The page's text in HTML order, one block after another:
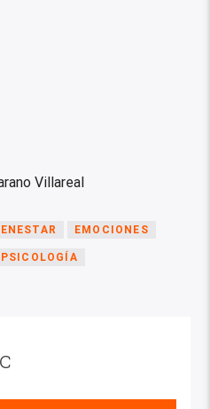
Villareal
EMOCIONES
PSICOLOGÍA